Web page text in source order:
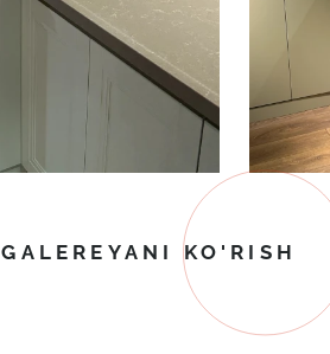
GALEREYANI KO'RISH